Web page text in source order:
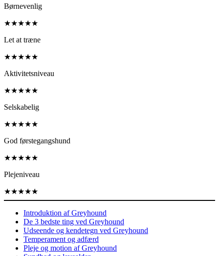
Børnevenlig
★★★★★
Let at træne
★★★★★
Aktivitetsniveau
★★★★★
Selskabelig
★★★★★
God førstegangshund
★★★★★
Plejeniveau
★★★★★
Introduktion af Greyhound
De 3 bedste ting ved Greyhound
Udseende og kendetegn ved Greyhound
Temperament og adfærd
Pleje og motion af Greyhound